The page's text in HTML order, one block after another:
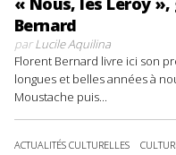
Bernard
parLucile Aquilina
Florent Bernard livre ici son
longues et belles années à
Moustache puis...
ACTUALITÉS CULTURELLES